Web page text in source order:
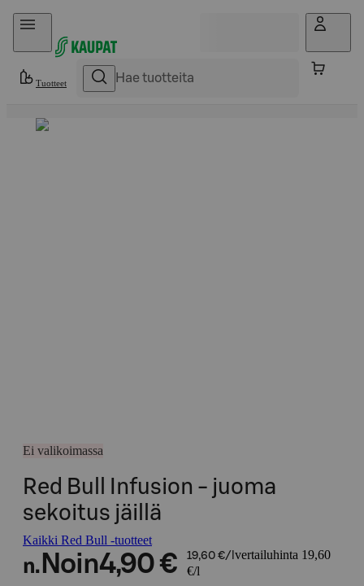
Hyppää sisältöön
Tuotteet
Ei valikoimassa
Red Bull Infusion - juoma
sekoitus jäillä
Kaikki Red Bull -tuotteet
n. Noin4,90 € 19,60 €/l vertailuhinta 19,60
€/l